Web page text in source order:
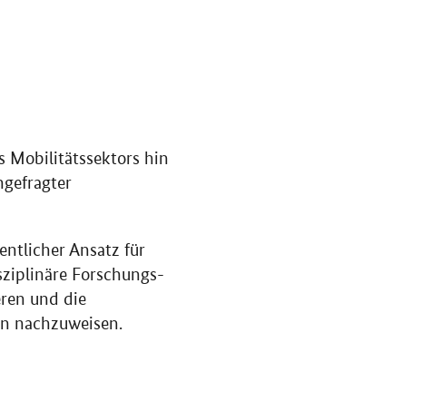
Mobilitätssektors hin
Ansatz für
Forschungs-
und die
nachzuweisen.